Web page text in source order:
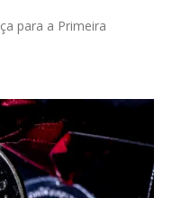
para a Primeira